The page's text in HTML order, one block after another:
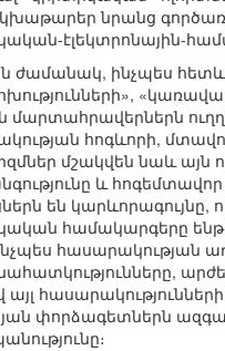
նրանց
էլեկտրոնային-
ժամանակ, ինչպես
մարտահրավերներն
հոգևորի,
մշակվեն նաև այն
և
են
համակարգերը
հասարակության
այլ
փորձագետներն